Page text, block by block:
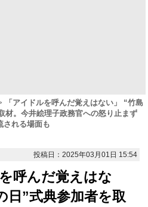
「アイドルを呼んだ覚えはない」 “竹島
材。今井絵理子政務官への怒り止まず
される場面も
投稿日：2025年03月01日 15:54
呼んだ覚えはな
日”式典参加者を取